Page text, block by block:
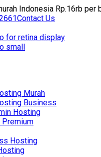
Indonesia Rp.16rb per
Contact Us
Murah
Business
Hosting
Hosting